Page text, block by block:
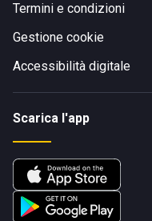
Termini e condizioni
Gestione cookie
Accessibilità digitale
Scarica l'app